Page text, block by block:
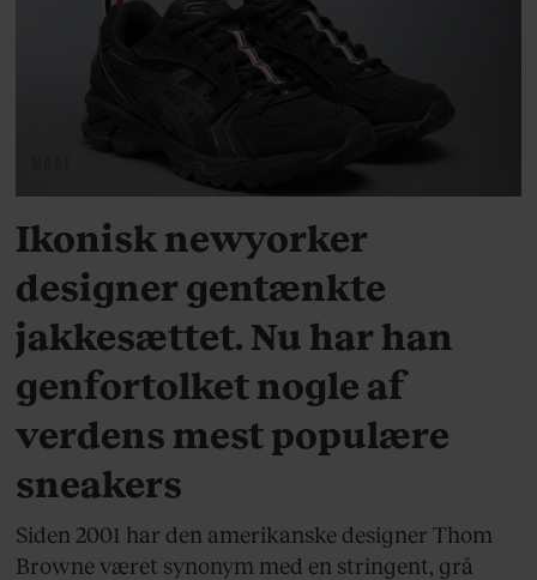
Ikonisk newyorker
designer gentænkte
jakkesættet. Nu har han
genfortolket nogle af
verdens mest populære
sneakers
Siden 2001 har den amerikanske designer Thom
Browne været synonym med en stringent, grå